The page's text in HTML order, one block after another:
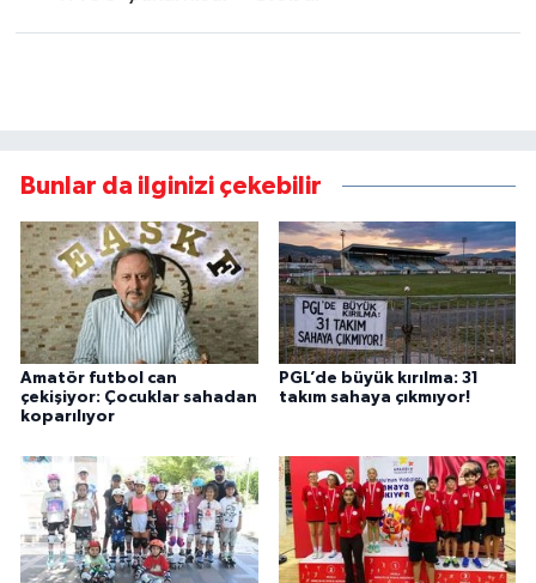
Bunlar da ilginizi çekebilir
Amatör futbol can
çekişiyor: Çocuklar sahadan
koparılıyor
PGL’de büyük kırılma: 31
takım sahaya çıkmıyor!